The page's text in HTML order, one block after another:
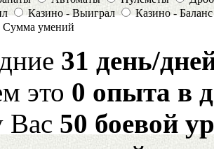
Казино - Выиграл
Казино - Баланс
Сумма умений
31 день/
это 0 опыта в
Вас 50 боевой